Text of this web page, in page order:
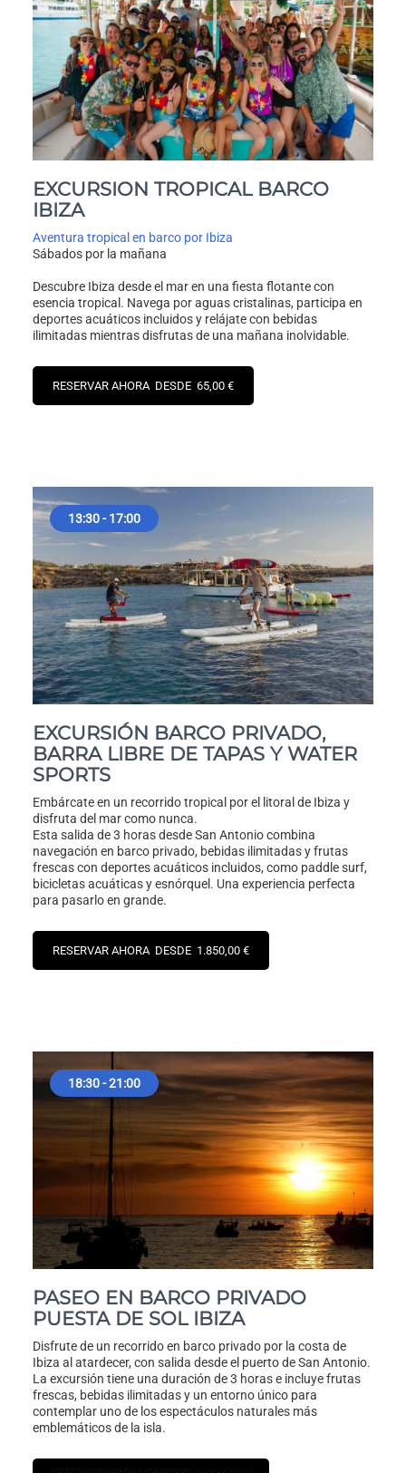
EXCURSION TROPICAL BARCO
IBIZA
Aventura tropical en barco por Ibiza
Sábados por la mañana
Descubre Ibiza desde el mar en una fiesta flotante con
esencia tropical. Navega por aguas cristalinas, participa en
deportes acuáticos incluidos y relájate con bebidas
ilimitadas mientras disfrutas de una mañana inolvidable.
RESERVAR AHORA DESDE 65,00 €
13:30 - 17:00
EXCURSIÓN BARCO PRIVADO,
BARRA LIBRE DE TAPAS Y WATER
SPORTS
Embárcate en un recorrido tropical por el litoral de Ibiza y
disfruta del mar como nunca.
Esta salida de 3 horas desde San Antonio combina
navegación en barco privado, bebidas ilimitadas y frutas
frescas con deportes acuáticos incluidos, como paddle surf,
bicicletas acuáticas y esnórquel. Una experiencia perfecta
para pasarlo en grande.
RESERVAR AHORA DESDE 1.850,00 €
18:30 - 21:00
PASEO EN BARCO PRIVADO
PUESTA DE SOL IBIZA
Disfrute de un recorrido en barco privado por la costa de
Ibiza al atardecer, con salida desde el puerto de San Antonio.
La excursión tiene una duración de 3 horas e incluye frutas
frescas, bebidas ilimitadas y un entorno único para
contemplar uno de los espectáculos naturales más
emblemáticos de la isla.